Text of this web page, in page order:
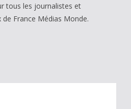
tous les journalistes et
France Médias Monde.